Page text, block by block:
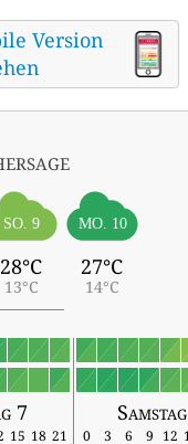
Version
SO. 9
28°C
13°C
MO. 10
27°C
14°C
7
15 18 21 0 3 6 9 12